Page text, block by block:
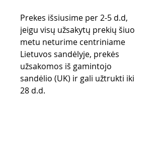
Prekes išsiusime per 2-5 d.d,
jeigu visų užsakytų prekių šiuo
metu neturime centriniame
Lietuvos sandėlyje, prekės
užsakomos iš gamintojo
sandėlio (UK) ir gali užtrukti iki
28 d.d.